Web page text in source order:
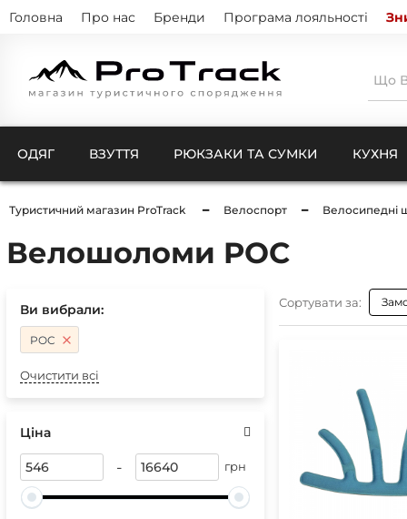
Головна Про нас Бренди Програма лояльності
ОДЯГ ВЗУТТЯ РЮКЗАКИ ТА СУМКИ
Чохли
Чохли
КУХНЯ
Тенти
Ковдри для кемпінгу
Спреї
Бафи
Туристичний магазин ProTrack Велоспорт Велосипедні
Велошоломи POC
Ви вибрали:
POC
Очистити всі
Ціна
- грн
Сортувати за: